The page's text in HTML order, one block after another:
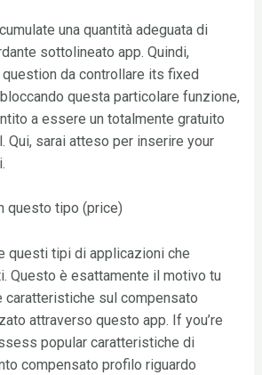
una quantità adeguata di
sottolineato app. Quindi,
da controllare its fixed
questa particolare funzione,
a essere un totalmente gratuito
Qui, sarai atteso per inserire your
questo tipo (price)
questi tipi di applicazioni che
Questo è esattamente il motivo tu
sul compensato
attraverso questo app. If you’re
popular caratteristiche di
compensato profilo riguardo